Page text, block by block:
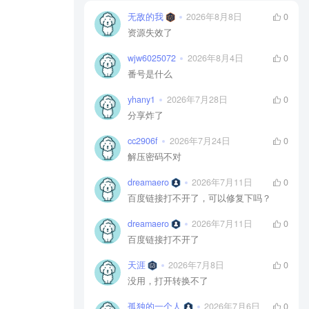
无敌的我 2026年8月8日
0
资源失效了
wjw6025072 2026年8月4日
0
番号是什么
yhany1 2026年7月28日
0
分享炸了
cc2906f 2026年7月24日
0
解压密码不对
dreamaero 2026年7月11日
0
百度链接打不开了，可以修复下吗？
dreamaero 2026年7月11日
0
百度链接打不开了
天涯 2026年7月8日
0
没用，打开转换不了
孤独的一个人 2026年7月6日
0